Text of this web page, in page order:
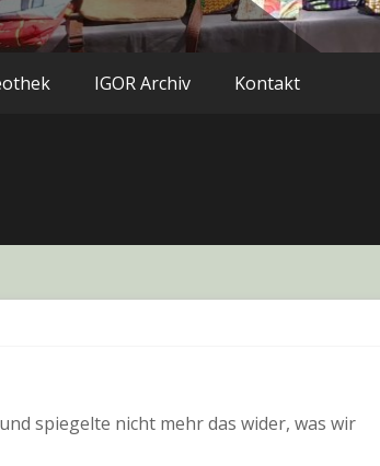
IGOR Archiv Kontakt
spiegelte nicht mehr das wider, was wir